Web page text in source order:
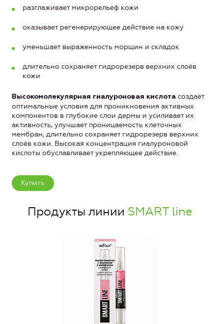
разглаживает микрорельеф кожи
оказывает регенерирующее действие на кожу
уменьшает выраженность морщин и складок
длительно сохраняет гидрорезерв верхних слоёв
кожи
Высокомолекулярная гиалуроновая кислота создаёт
оптимальные условия для проникновения активных
компонентов в глубокие слои дермы и усиливает их
активность, улучшает проницаемость клеточных
мембран, длительно сохраняет гидрорезерв верхних
слоёв кожи. Высокая концентрация гиалуроновой
кислоты обуславливает укрепляющее действие.
Купить
Продукты линии SMART line